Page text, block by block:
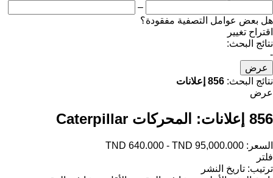
–
هل بعض عوامل التصفية مفقودة؟
اقتراح تغيير
نتائج البحث:
-
عرض
نتائج البحث: 856 إعلانات
عرض
856 إعلانات: المحركات Caterpillar
السعر: TND 640.000 - TND 95,000.000
فلتر
ترتيب: تاريخ النشر